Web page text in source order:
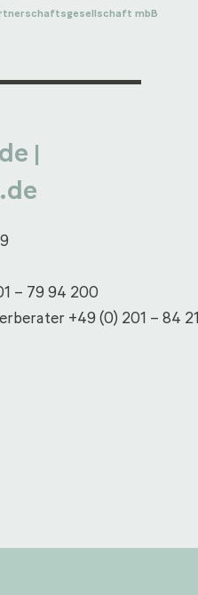
mbB
|
– 79 94 200
+49 (0) 201 – 84